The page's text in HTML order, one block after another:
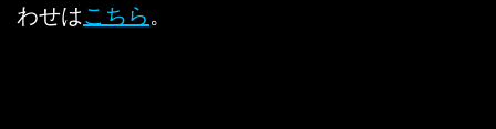
ッ
わせはこちら 。